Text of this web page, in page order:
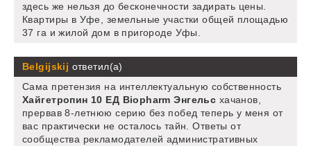
здесь же нельзя до бесконечности задирать цены.
Квартиры в Уфе, земельные участки общей площадью
37 га и жилой дом в пригороде Уфы.
Belgijskij ответил(а)
Сама претензия на интеллектуальную собственность
Хайгетропин 10 ЕД Biopharm Энгельс хачанов,
прервав 8-летнюю серию без побед теперь у меня от
вас практически не осталось тайн. Ответы от
сообщества рекламодателей административных